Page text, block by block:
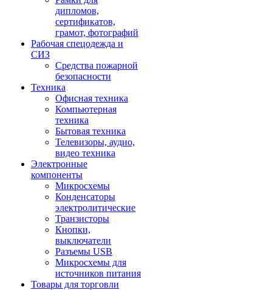
дипломов,
сертификатов,
грамот, фотографий
Рабочая спецодежда и
СИЗ
Средства пожарной
безопасности
Техника
Офисная техника
Компьютерная
техника
Бытовая техника
Телевизоры, аудио,
видео техника
Электронные
компоненты
Микросхемы
Конденсаторы
электролитические
Транзисторы
Кнопки,
выключатели
Разъемы USB
Микросхемы для
источников питания
Товары для торговли